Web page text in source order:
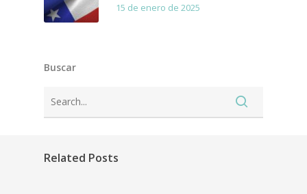
15 de enero de 2025
Buscar
Related Posts